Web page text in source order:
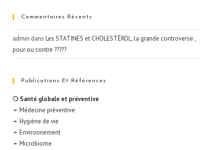
Commentaires Récents
admin dansLes STATINES et CHOLESTÉROL, la grande controverse ,
pour ou contre ?????
Publications Et Références
❍ Santé globale et préventive
➛ Médecine préventive
➛ Hygiène de vie
➛ Environnement
➛ Microbiome